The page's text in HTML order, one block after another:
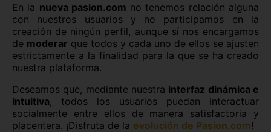
En la nueva pasion.com no tenemos relación alguna
con nuestros usuarios y no participamos en la
creación de ningún perfil, aunque sí nos encargamos
de moderar que todos y cada uno de ellos se ajusten
estrictamente a la finalidad para la que se ha creado
nuestra plataforma.
Deseamos que, mediante nuestra interfaz dinámica e
intuitiva, todos los usuarios puedan interactuar
socialmente entre ellos de manera satisfactoria y
placentera. ¡Disfruta de la evolución de Pasion.com!